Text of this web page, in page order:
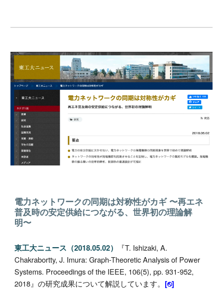
電力ネットワークの同期は対称性がカギ 〜再エネ
普及時の安定供給につながる、世界初の理論解
明〜
東工大ニュース（2018.05.02） 『T. Ishizaki, A.
Chakrabortty, J. Imura: Graph-Theoretic Analysis of Power
Systems. Proceedings of the IEEE, 106(5), pp. 931-952,
2018』の研究成果について解説しています。 [⎋]